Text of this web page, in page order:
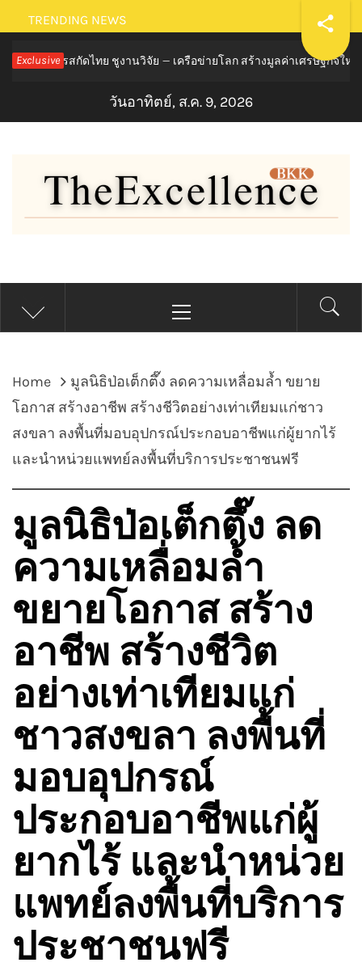
Skip
to
content
TRENDING NEWS
Exclusive
สกัดไทย ชูงานวิจัย – เครือข่ายโลก สร้างมูลค่าเศรษฐกิจใหม่ ขานรับต
วันอาทิตย์, ส.ค. 9, 2026
THE EXCELLENCE BKK
Menu
Home
มูลนิธิป่อเต็กตึ๊ง ลดความเหลื่อมล้ำ ขยาย
โอกาส สร้างอาชีพ สร้างชีวิตอย่างเท่าเทียมแก่ชาว
สงขลา ลงพื้นที่มอบอุปกรณ์ประกอบอาชีพแก่ผู้ยากไร้
และนำหน่วยแพทย์ลงพื้นที่บริการประชาชนฟรี
มูลนิธิป่อเต็กตึ๊ง ลด
ความเหลื่อมล้ำ
ขยายโอกาส สร้าง
อาชีพ สร้างชีวิต
อย่างเท่าเทียมแก่
ชาวสงขลา ลงพื้นที่
มอบอุปกรณ์
ประกอบอาชีพแก่ผู้
ยากไร้ และนำหน่วย
แพทย์ลงพื้นที่บริการ
ประชาชนฟรี